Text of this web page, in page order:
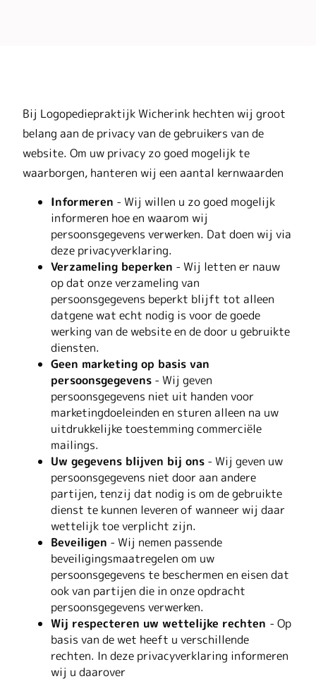
Bij Logopediepraktijk Wicherink hechten wij groot
belang aan de privacy van de gebruikers van de
website. Om uw privacy zo goed mogelijk te
waarborgen, hanteren wij een aantal kernwaarden
Informeren - Wij willen u zo goed mogelijk
informeren hoe en waarom wij
persoonsgegevens verwerken. Dat doen wij via
deze privacyverklaring.
Verzameling beperken - Wij letten er nauw
op dat onze verzameling van
persoonsgegevens beperkt blijft tot alleen
datgene wat echt nodig is voor de goede
werking van de website en de door u gebruikte
diensten.
Geen marketing op basis van
persoonsgegevens - Wij geven
persoonsgegevens niet uit handen voor
marketingdoeleinden en sturen alleen na uw
uitdrukkelijke toestemming commerciële
mailings.
Uw gegevens blijven bij ons - Wij geven uw
persoonsgegevens niet door aan andere
partijen, tenzij dat nodig is om de gebruikte
dienst te kunnen leveren of wanneer wij daar
wettelijk toe verplicht zijn.
Beveiligen - Wij nemen passende
beveiligingsmaatregelen om uw
persoonsgegevens te beschermen en eisen dat
ook van partijen die in onze opdracht
persoonsgegevens verwerken.
Wij respecteren uw wettelijke rechten - Op
basis van de wet heeft u verschillende
rechten. In deze privacyverklaring informeren
wij u daarover